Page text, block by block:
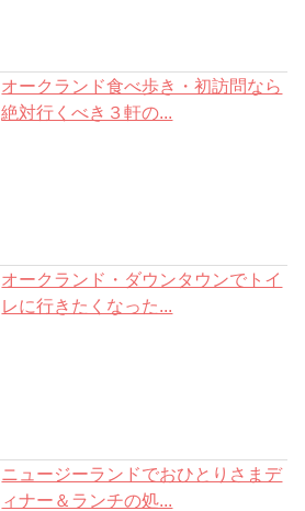
オークランド食べ歩き・初訪問なら
絶対行くべき３軒の...
オークランド・ダウンタウンでトイ
レに行きたくなった...
ニュージーランドでおひとりさまデ
ィナー＆ランチの処...